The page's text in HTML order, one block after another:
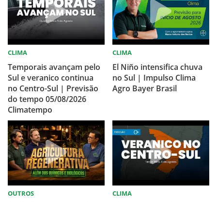
CLIMA
Temporais avançam pelo
Sul e veranico continua
no Centro-Sul | Previsão
do tempo 05/08/2026
Climatempo
CLIMA
El Niño intensifica chuva
no Sul | Impulso Clima
Agro Bayer Brasil
OUTROS CLIMA